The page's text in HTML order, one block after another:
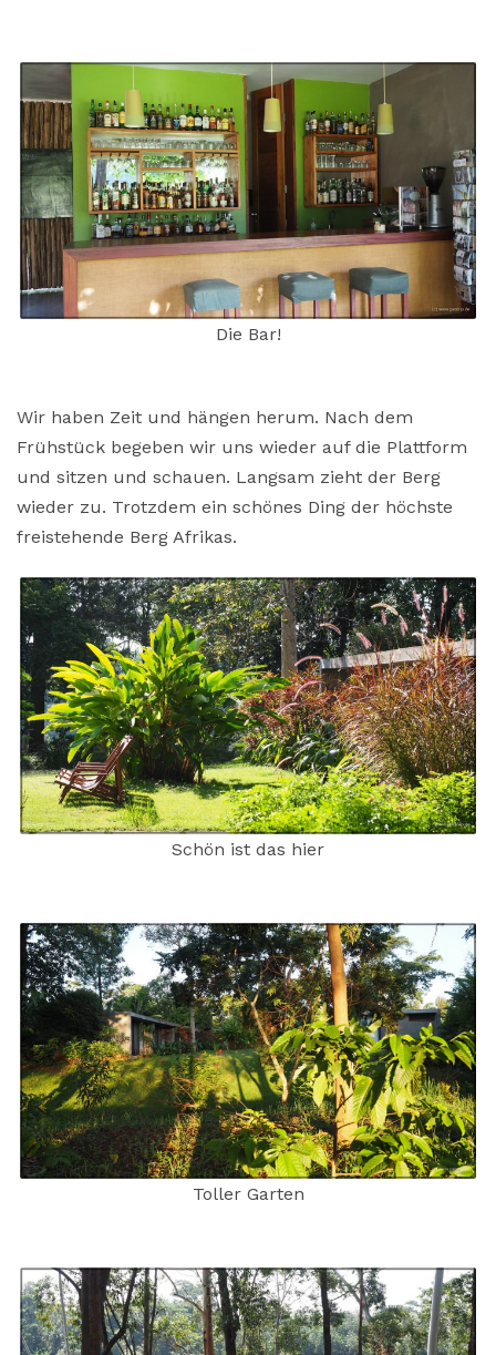
Die Bar!
Wir haben Zeit und hängen herum. Nach dem
Frühstück begeben wir uns wieder auf die Plattform
und sitzen und schauen. Langsam zieht der Berg
wieder zu. Trotzdem ein schönes Ding der höchste
freistehende Berg Afrikas.
Schön ist das hier
Toller Garten